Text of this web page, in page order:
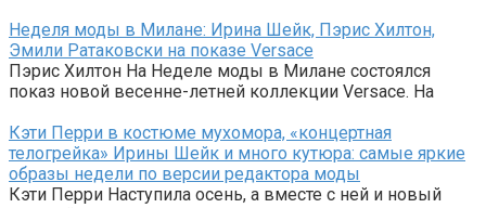
Неделя моды в Милане: Ирина Шейк, Пэрис Хилтон,
Эмили Ратаковски на показе Versace
Пэрис Хилтон На Неделе моды в Милане состоялся
показ новой весенне-летней коллекции Versace. На
Кэти Перри в костюме мухомора, «концертная
телогрейка» Ирины Шейк и много кутюра: самые яркие
образы недели по версии редактора моды
Кэти Перри Наступила осень, а вместе с ней и новый